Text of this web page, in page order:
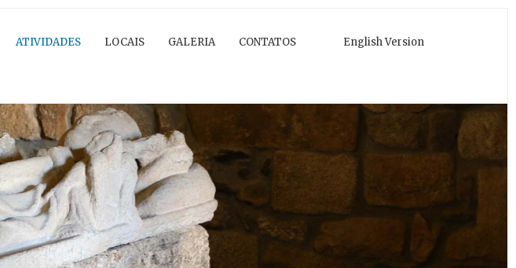
ATIVIDADES LOCAIS GALERIA CONTATOS English Version